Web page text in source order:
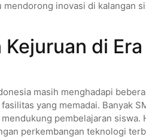
inovasi di kalangan
di Era
masih menghadapi
yang memadai. Banyak
pembelajaran siswa.
perkembangan teknologi